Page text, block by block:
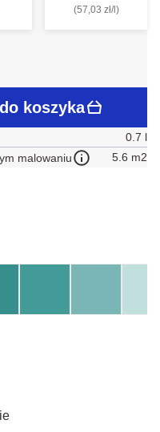
(57,03 zł/l)
koszyka
0.7 l
malowaniu
5.6 m2